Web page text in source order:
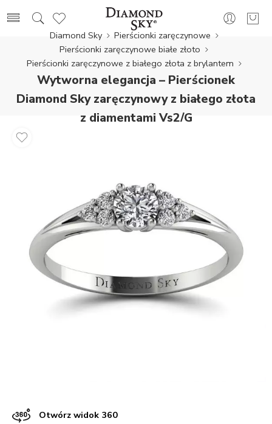
Diamond Sky
Pierścionki zaręczynowe
Pierścionki zaręczynowe białe złoto
Pierścionki zaręczynowe z białego złota z brylantem
Wytworna elegancja – Pierścionek
Diamond Sky zaręczynowy z białego złota
z diamentami Vs2/G
Otwórz widok 360